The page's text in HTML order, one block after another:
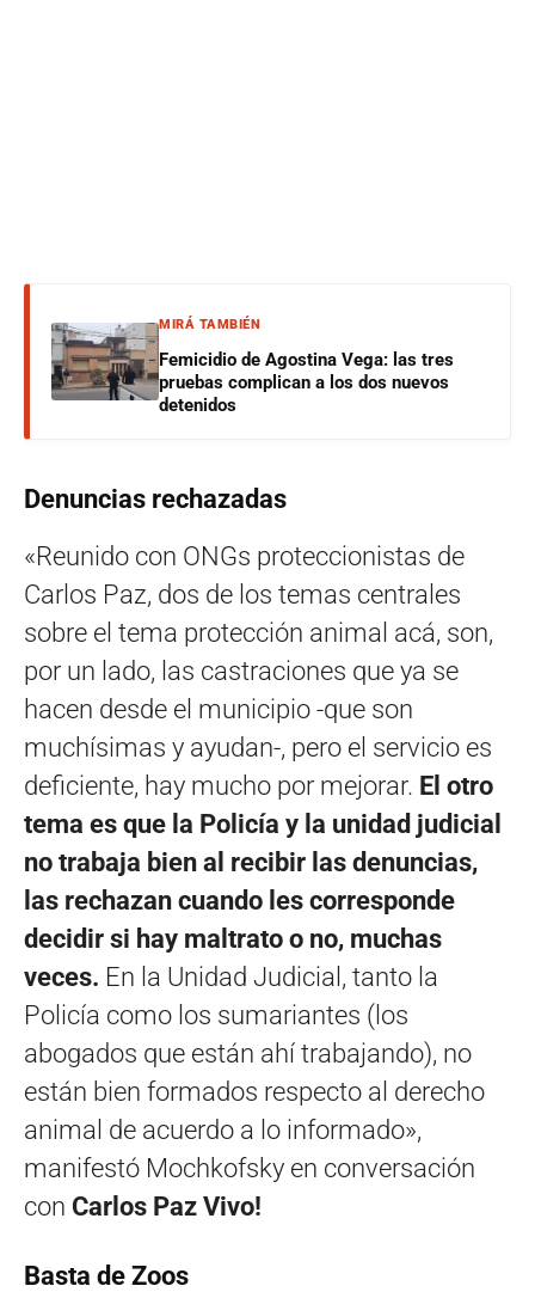
MIRÁ TAMBIÉN
Femicidio de Agostina Vega: las tres
pruebas complican a los dos nuevos
detenidos
Denuncias rechazadas
«Reunido con ONGs proteccionistas de
Carlos Paz, dos de los temas centrales
sobre el tema protección animal acá, son,
por un lado, las castraciones que ya se
hacen desde el municipio -que son
muchísimas y ayudan-, pero el servicio es
deficiente, hay mucho por mejorar. El otro
tema es que la Policía y la unidad judicial
no trabaja bien al recibir las denuncias,
las rechazan cuando les corresponde
decidir si hay maltrato o no, muchas
veces. En la Unidad Judicial, tanto la
Policía como los sumariantes (los
abogados que están ahí trabajando), no
están bien formados respecto al derecho
animal de acuerdo a lo informado»,
manifestó Mochkofsky en conversación
con Carlos Paz Vivo!
Basta de Zoos